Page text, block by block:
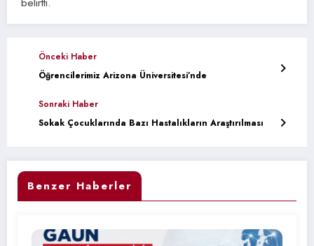
Önceki Haber
Öğrencilerimiz Arizona Üniversitesi’nde
Sonraki Haber
Sokak Çocuklarında Bazı Hastalıkların Araştırılması
Benzer Haberler